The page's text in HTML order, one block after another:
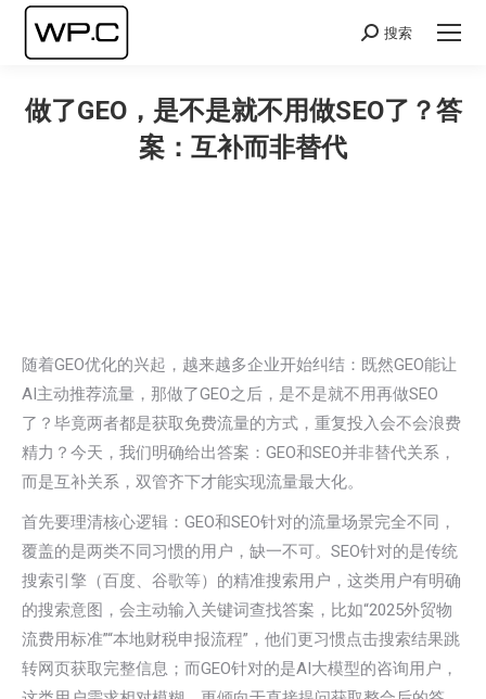
Search:
搜索
做了GEO，是不是就不用做SEO了？答
案：互补而非替代
随着GEO优化的兴起，越来越多企业开始纠结：既然GEO能让
AI主动推荐流量，那做了GEO之后，是不是就不用再做SEO
了？毕竟两者都是获取免费流量的方式，重复投入会不会浪费
精力？今天，我们明确给出答案：GEO和SEO并非替代关系，
而是互补关系，双管齐下才能实现流量最大化。
首先要理清核心逻辑：GEO和SEO针对的流量场景完全不同，
覆盖的是两类不同习惯的用户，缺一不可。SEO针对的是传统
搜索引擎（百度、谷歌等）的精准搜索用户，这类用户有明确
的搜索意图，会主动输入关键词查找答案，比如“2025外贸物
流费用标准”“本地财税申报流程”，他们更习惯点击搜索结果跳
转网页获取完整信息；而GEO针对的是AI大模型的咨询用户，